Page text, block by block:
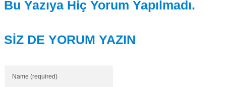
Bu Yazıya Hiç Yorum Yapılmadı.
SİZ DE YORUM YAZIN